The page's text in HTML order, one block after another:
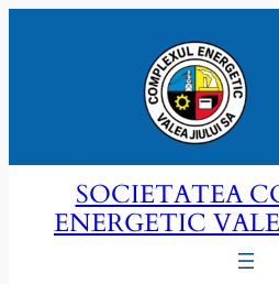
SOCIETATEA
ENERGETIC